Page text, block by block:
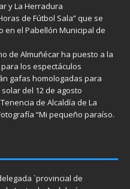
y La Herradura
de Fútbol Sala” que se
en el Pabellón Municipal de
de Almuñécar ha puesto a la
los espectáculos
gafas homologadas para
del 12 de agosto
de Alcaldía de La
“Mi pequeño paraíso.
`provincial de